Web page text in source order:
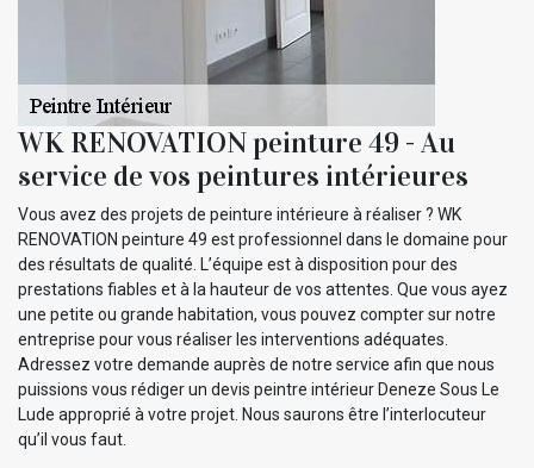
WK RENOVATION peinture 49 - Au
service de vos peintures intérieures
Vous avez des projets de peinture intérieure à réaliser ? WK
RENOVATION peinture 49 est professionnel dans le domaine pour
des résultats de qualité. L’équipe est à disposition pour des
prestations fiables et à la hauteur de vos attentes. Que vous ayez
une petite ou grande habitation, vous pouvez compter sur notre
entreprise pour vous réaliser les interventions adéquates.
Adressez votre demande auprès de notre service afin que nous
puissions vous rédiger un devis peintre intérieur Deneze Sous Le
Lude approprié à votre projet. Nous saurons être l’interlocuteur
qu’il vous faut.